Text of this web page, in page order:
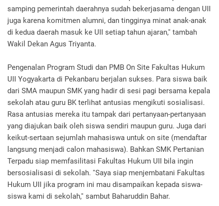
samping pemerintah daerahnya sudah bekerjasama dengan UII
juga karena komitmen alumni, dan tingginya minat anak-anak
di kedua daerah masuk ke UII setiap tahun ajaran,'' tambah
Wakil Dekan Agus Triyanta.
Pengenalan Program Studi dan PMB On Site Fakultas Hukum
UII Yogyakarta di Pekanbaru berjalan sukses. Para siswa baik
dari SMA maupun SMK yang hadir di sesi pagi bersama kepala
sekolah atau guru BK terlihat antusias mengikuti sosialisasi.
Rasa antusias mereka itu tampak dari pertanyaan-pertanyaan
yang diajukan baik oleh siswa sendiri maupun guru. Juga dari
keikut-sertaan sejumlah mahasiswa untuk on site (mendaftar
langsung menjadi calon mahasiswa). Bahkan SMK Pertanian
Terpadu siap memfasilitasi Fakultas Hukum UII bila ingin
bersosialisasi di sekolah. ''Saya siap menjembatani Fakultas
Hukum UII jika program ini mau disampaikan kepada siswa-
siswa kami di sekolah,'' sambut Baharuddin Bahar.